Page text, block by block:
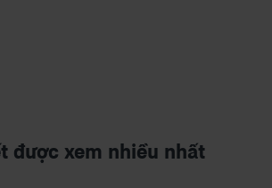
được xem nhiều nhất